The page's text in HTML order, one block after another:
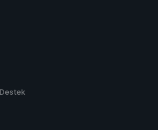
Destek